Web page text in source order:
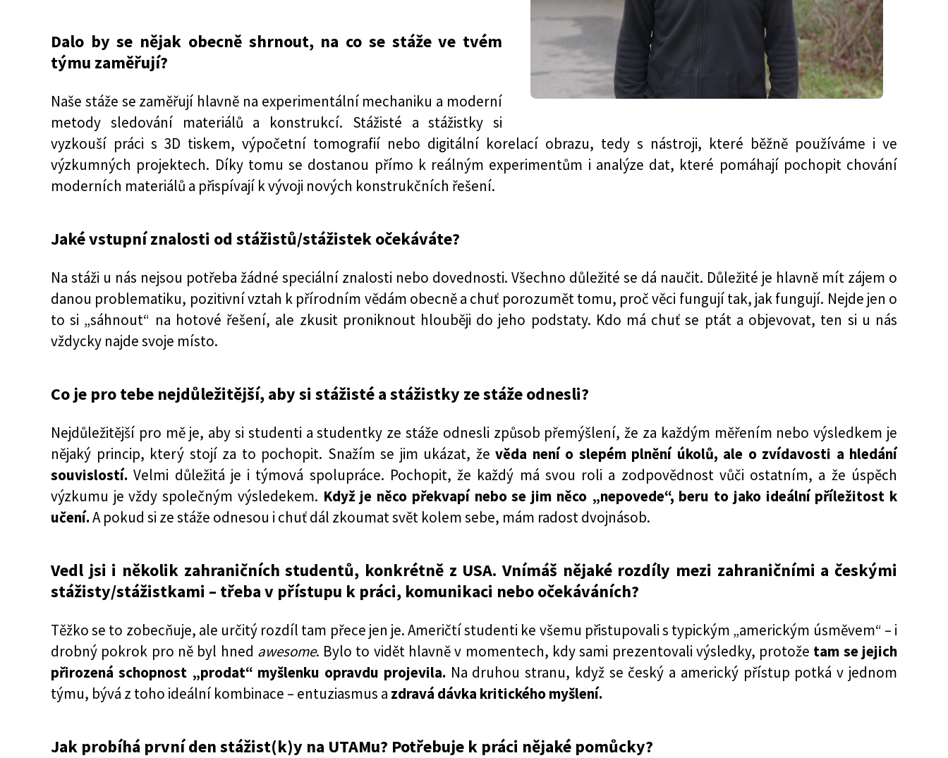
Dalo by se nějak obecně shrnout, na co se stáže ve tvém
týmu zaměřují?
Naše stáže se zaměřují hlavně na experimentální mechaniku a moderní
metody sledování materiálů a konstrukcí. Stážisté a stážistky si
vyzkouší práci s 3D tiskem, výpočetní tomografií nebo digitální korelací obrazu, tedy s nástroji, které běžně používáme i ve
výzkumných projektech. Díky tomu se dostanou přímo k reálným experimentům i analýze dat, které pomáhají pochopit chování
moderních materiálů a přispívají k vývoji nových konstrukčních řešení.
Jaké vstupní znalosti od stážistů/stážistek očekáváte?
Na stáži u nás nejsou potřeba žádné speciální znalosti nebo dovednosti. Všechno důležité se dá naučit. Důležité je hlavně mít zájem o
danou problematiku, pozitivní vztah k přírodním vědám obecně a chuť porozumět tomu, proč věci fungují tak, jak fungují. Nejde jen o
to si „sáhnout“ na hotové řešení, ale zkusit proniknout hlouběji do jeho podstaty. Kdo má chuť se ptát a objevovat, ten si u nás
vždycky najde svoje místo.
Co je pro tebe nejdůležitější, aby si stážisté a stážistky ze stáže odnesli?
Nejdůležitější pro mě je, aby si studenti a studentky ze stáže odnesli způsob přemýšlení, že za každým měřením nebo výsledkem je
nějaký princip, který stojí za to pochopit. Snažím se jim ukázat, že věda není o slepém plnění úkolů, ale o zvídavosti a hledání
souvislostí.Velmi důležitá je i týmová spolupráce. Pochopit, že každý má svou roli a zodpovědnost vůči ostatním, a že úspěch
výzkumu je vždy společným výsledekem. Když je něco překvapí nebo se jim něco „nepovede“, beru to jako ideální příležitost k
učení.A pokud si ze stáže odnesou i chuť dál zkoumat svět kolem sebe, mám radost dvojnásob.
Vedl jsi i několik zahraničních studentů, konkrétně z USA. Vnímáš nějaké rozdíly mezi zahraničními a českými
stážisty/stážistkami – třeba v přístupu k práci, komunikaci nebo očekáváních?
Těžko se to zobecňuje, ale určitý rozdíl tam přece jen je. Američtí studenti ke všemu přistupovali s typickým „americkým úsměvem“ – i
drobný pokrok pro ně byl hned awesome. Bylo to vidět hlavně v momentech, kdy sami prezentovali výsledky, protože tam se jejich
přirozená schopnost „prodat“ myšlenku opravdu projevila. Na druhou stranu, když se český a americký přístup potká v jednom
týmu, bývá z toho ideální kombinace – entuziasmus a zdravá dávka kritického myšlení.
Jak probíhá první den stážist(k)y na UTAMu? Potřebuje k práci nějaké pomůcky?